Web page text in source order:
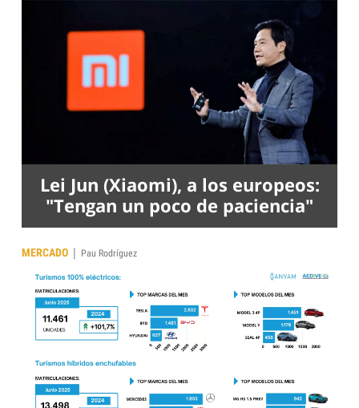
Lei Jun (Xiaomi), a los europeos:
"Tengan un poco de paciencia"
MERCADO | Pau Rodríguez